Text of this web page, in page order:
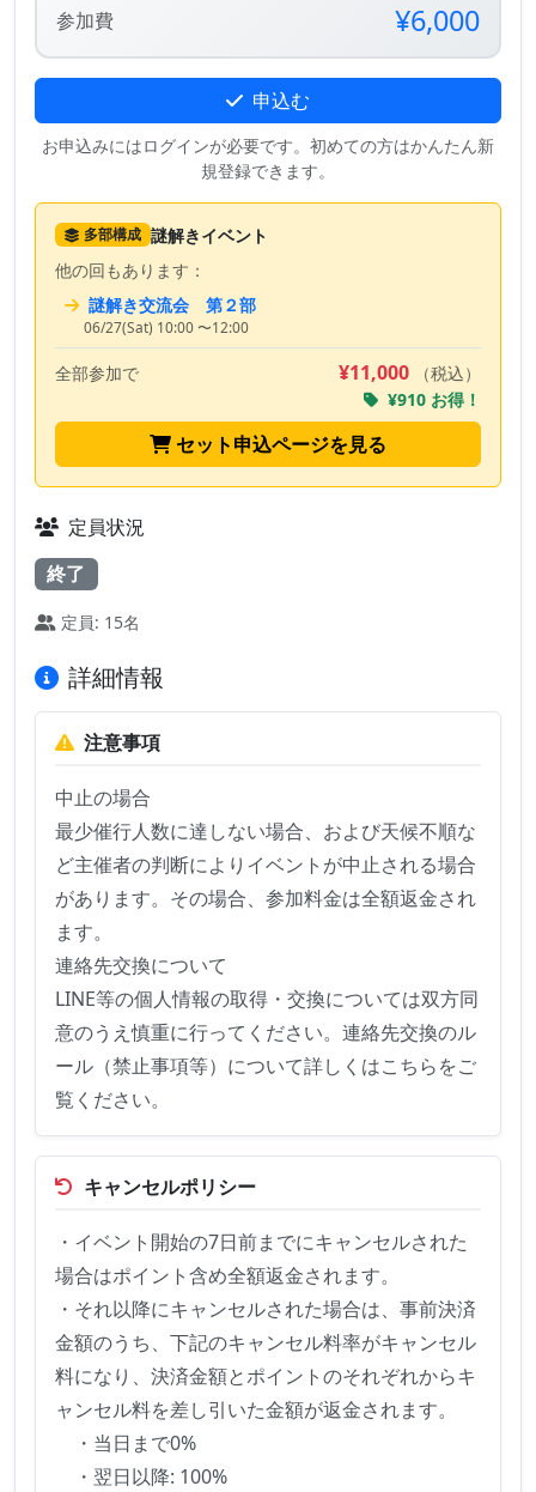
参加費 ¥6,000
申込む
お申込みにはログインが必要です。初めての方はかんたん新
規登録できます。
多部構成 謎解きイベント
他の回もあります：
謎解き交流会 第２部
06/27(Sat) 10:00 〜12:00
全部参加で ¥11,000
（税込）
¥910 お得！
セット申込ページを見る
定員状況
終了
定員: 15名
詳細情報
注意事項
中止の場合
最少催行人数に達しない場合、および天候不順な
ど主催者の判断によりイベントが中止される場合
があります。その場合、参加料金は全額返金され
ます。
連絡先交換について
LINE等の個人情報の取得・交換については双方同
意のうえ慎重に行ってください。連絡先交換のル
ール（禁止事項等）について詳しくはこちらをご
覧ください。
キャンセルポリシー
・イベント開始の7日前までにキャンセルされた
場合はポイント含め全額返金されます。
・それ以降にキャンセルされた場合は、事前決済
金額のうち、下記のキャンセル料率がキャンセル
料になり、決済金額とポイントのそれぞれからキ
ャンセル料を差し引いた金額が返金されます。
・当日まで0%
・翌日以降: 100%